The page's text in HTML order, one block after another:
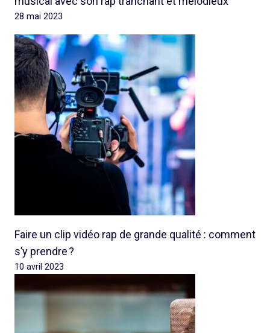
28 mai 2023
Faire un clip vidéo rap de grande qualité : comment
s’y prendre ?
10 avril 2023